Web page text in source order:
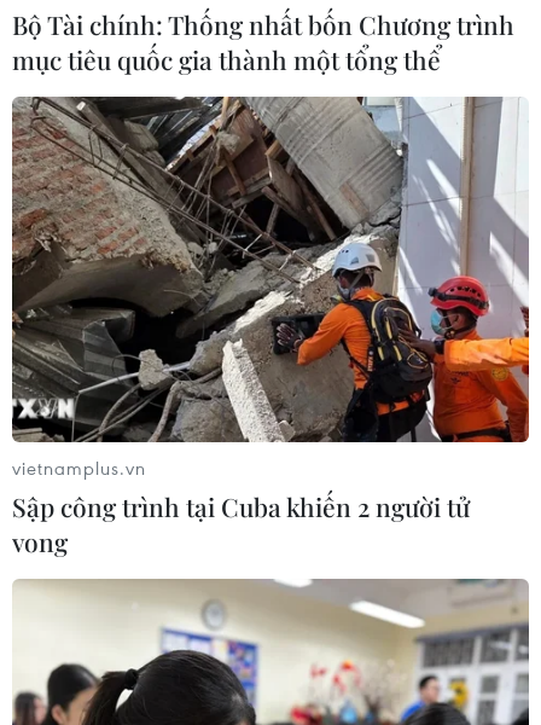
Điểm danh những sao nữ Việt sánh đôi
cùng mỹ nam xứ Hàn
21/02/2017 22:35
Tại lễ trao giải Asia Artist Awards, Chi Pu - nữ diễn viên
phim ''Yêu,'' gây chú ý khi hình ảnh gặp mặt Park Shin
Hye và YoonA (SNSD) ở hậu trường được chia sẻ.
Bộ Tài chính: Thống nhất bốn Chương trình
mục tiêu quốc gia thành một tổng thể
vietnamplus.vn
Sập công trình tại Cuba khiến 2 người tử
vong